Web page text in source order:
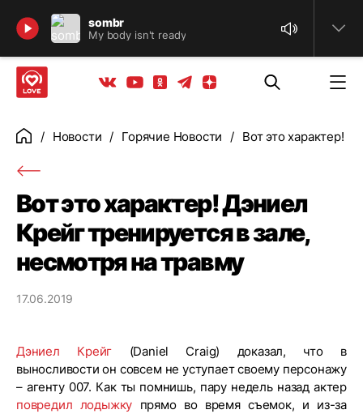
sombr
My body isn't ready
Найти
Вконтакте
YoutubeОдноклассники
ТелеграмЯндекс дзен
ГлавнаяНовости Горячие Новости Вот это характер!
Вот это характер! Дэниел
Крейг тренируется в зале,
несмотря на травму
17.06.2019
Дэниел Крейг (Daniel Craig) доказал, что в
выносливости он совсем не уступает своему персонажу
– агенту 007. Как ты помнишь, пару недель назад актер
повредил лодыжку прямо во время съемок, и из-за